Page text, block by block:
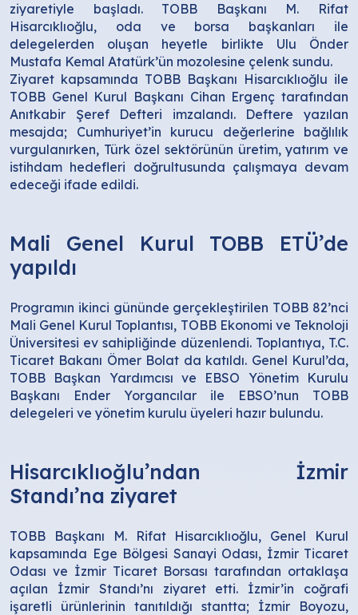
ziyaretiyle başladı. TOBB Başkanı M. Rifat
Hisarcıklıoğlu, oda ve borsa başkanları ile
delegelerden oluşan heyetle birlikte Ulu Önder
Mustafa Kemal Atatürk’ün mozolesine çelenk sundu.
Ziyaret kapsamında TOBB Başkanı Hisarcıklıoğlu ile
TOBB Genel Kurul Başkanı Cihan Ergenç tarafından
Anıtkabir Şeref Defteri imzalandı. Deftere yazılan
mesajda; Cumhuriyet’in kurucu değerlerine bağlılık
vurgulanırken, Türk özel sektörünün üretim, yatırım ve
istihdam hedefleri doğrultusunda çalışmaya devam
edeceği ifade edildi.
Mali Genel Kurul TOBB ETÜ’de
yapıldı
Programın ikinci gününde gerçekleştirilen TOBB 82’nci
Mali Genel Kurul Toplantısı, TOBB Ekonomi ve Teknoloji
Üniversitesi ev sahipliğinde düzenlendi. Toplantıya, T.C.
Ticaret Bakanı Ömer Bolat da katıldı. Genel Kurul’da,
TOBB Başkan Yardımcısı ve EBSO Yönetim Kurulu
Başkanı Ender Yorgancılar ile EBSO’nun TOBB
delegeleri ve yönetim kurulu üyeleri hazır bulundu.
Hisarcıklıoğlu’ndan İzmir
Standı’na ziyaret
TOBB Başkanı M. Rifat Hisarcıklıoğlu, Genel Kurul
kapsamında Ege Bölgesi Sanayi Odası, İzmir Ticaret
Odası ve İzmir Ticaret Borsası tarafından ortaklaşa
açılan İzmir Standı’nı ziyaret etti. İzmir’in coğrafi
işaretli ürünlerinin tanıtıldığı stantta; İzmir Boyozu,